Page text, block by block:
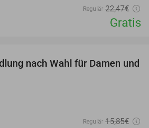
Regulär 22,47€
Gratis
38%
nach Wahl für Damen und
Regulär 15,85€